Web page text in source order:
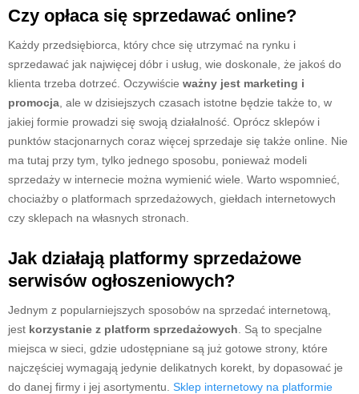
Czy opłaca się sprzedawać online?
Każdy przedsiębiorca, który chce się utrzymać na rynku i
sprzedawać jak najwięcej dóbr i usług, wie doskonale, że jakoś do
klienta trzeba dotrzeć. Oczywiście ważny jest marketing i
promocja , ale w dzisiejszych czasach istotne będzie także to, w
jakiej formie prowadzi się swoją działalność. Oprócz sklepów i
punktów stacjonarnych coraz więcej sprzedaje się także online. Nie
ma tutaj przy tym, tylko jednego sposobu, ponieważ modeli
sprzedaży w internecie można wymienić wiele. Warto wspomnieć,
chociażby o platformach sprzedażowych, giełdach internetowych
czy sklepach na własnych stronach.
Jak działają platformy sprzedażowe
serwisów ogłoszeniowych?
Jednym z popularniejszych sposobów na sprzedać internetową,
jest korzystanie z platform sprzedażowych . Są to specjalne
miejsca w sieci, gdzie udostępniane są już gotowe strony, które
najczęściej wymagają jedynie delikatnych korekt, by dopasować je
do danej firmy i jej asortymentu. Sklep internetowy na platformie